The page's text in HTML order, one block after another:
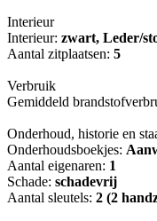
Interieur
Interieur: zwart, Leder/
Aantal zitplaatsen: 5
Verbruik
Gemiddeld
Onderhoud, historie en
Onderhoudsboekjes:
Aantal eigenaren: 1
Schade: schadevrij
Aantal sleutels: 2 (2